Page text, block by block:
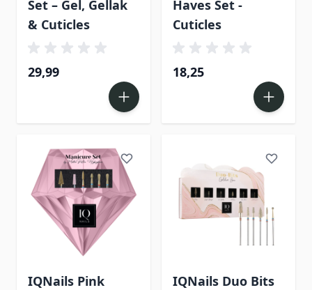
Set – Gel, Gellak
& Cuticles
29,99
Haves Set -
Cuticles
18,25
IQNails Pink
IQNails Duo Bits